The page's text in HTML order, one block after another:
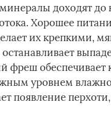
доходят до
Хорошее
их крепкими,
фреш обеспечивает
уровнем
появление